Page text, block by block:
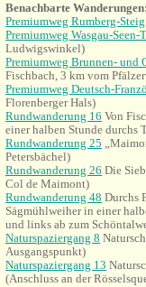
Benachbarte Wanderungen:
Premiumweg Rumberg-Steig
Premiumweg Wasgau-Seen-
Ludwigswinkel)
Premiumweg Brunnen- und
Fischbach, 3 km vom
Premiumweg Deutsch-
Florenberger Hals)
Rundwanderung 16 Von
einer halben Stunde durchs
Rundwanderung 25
Petersbächel)
Rundwanderung 26 Die
Col de Maimont)
Rundwanderung 48 Durchs
Sägmühlweiher in einer
und links ab zum
Naturspaziergang 8
Ausgangspunkt)
Naturspaziergang 13
(Anschluss an der